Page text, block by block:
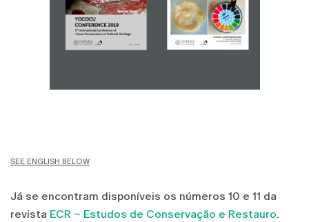
SEE ENGLISH BELOW
Já se encontram disponíveis os números 10 e 11 da
revista ECR – Estudos de Conservação e Restauro.